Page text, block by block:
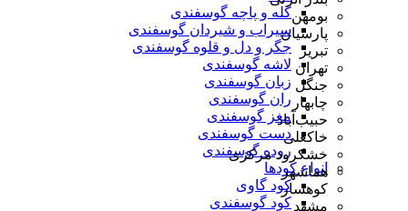
کله و پاچه گوسفندی
سیراب و شیردان گوسفندی
جگر و دل و قلوه گوسفندی
لاشه گوسفندی
زبان گوسفندی
ران گوسفندی
مغز گوسفندی
دست گوسفندی
روده گوسفندی
انواع کودها
کود گاوی
کود گوسفندی
بومهن
پارسیان
تبریز
تهران
جنگل
چابهار
حبیب‌آباد
خاکعلی
خشکرود مرکزی
هماشهر
کوهسار
مشهد